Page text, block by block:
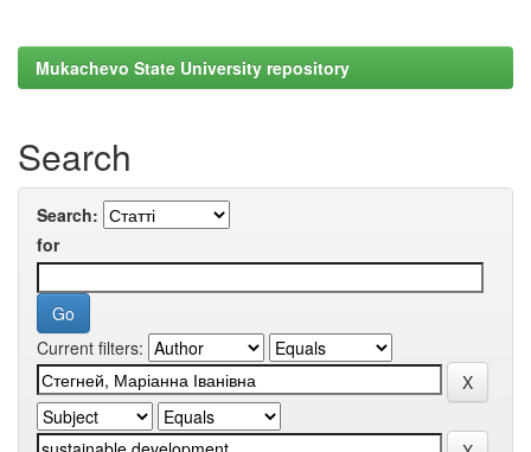
Mukachevo State University repository
Search
Search:
for
Current filters: